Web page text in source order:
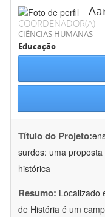
COORDENADOR(A)
CIÊNCIAS HUMANAS
Educação
Título do Projeto:
surdos: uma
histórica
Resumo: Localizado
de História é um